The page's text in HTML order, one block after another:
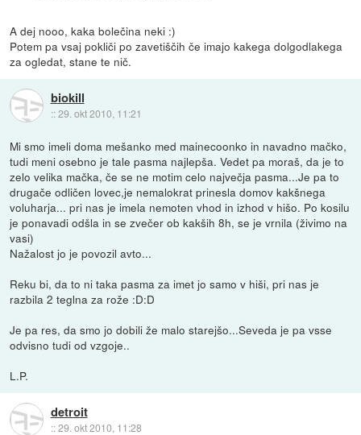
A dej nooo, kaka bolečina neki :)
Potem pa vsaj pokliči po zavetiščih če imajo kakega dolgodlakega
za ogledat, stane te nič.
biokill
::29. okt 2010, 11:21
Mi smo imeli doma mešanko med mainecoonko in navadno mačko,
tudi meni osebno je tale pasma najlepša. Vedet pa moraš, da je to
zelo velika mačka, če se ne motim celo največja pasma...Je pa to
drugače odličen lovec,je nemalokrat prinesla domov kakšnega
voluharja... pri nas je imela nemoten vhod in izhod v hišo. Po kosilu
je ponavadi odšla in se zvečer ob kakših 8h, se je vrnila (živimo na
vasi)
Nažalost jo je povozil avto...
Reku bi, da to ni taka pasma za imet jo samo v hiši, pri nas je
razbila 2 teglna za rože :D:D
Je pa res, da smo jo dobili že malo starejšo...Seveda je pa vsse
odvisno tudi od vzgoje..
L.P.
detroit
::29. okt 2010, 11:28